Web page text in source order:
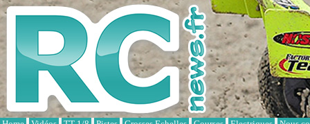
Cookies management panel